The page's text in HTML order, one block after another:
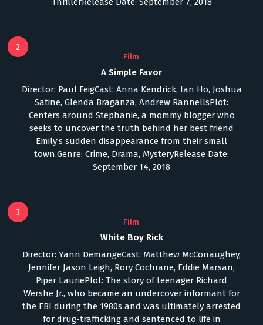
2
Film
A Simple Favor
Director: Paul FeigCast: Anna Kendrick, Ian Ho, Joshua
Satine, Glenda Braganza, Andrew RannellsPlot:
Centers around Stephanie, a mommy blogger who
seeks to uncover the truth behind her best friend
Emily’s sudden disappearance from their small
town.Genre: Crime, Drama, MysteryRelease Date:
September 14, 2018
3
Film
White Boy Rick
Director: Yann DemangeCast: Matthew McConaughey,
Jennifer Jason Leigh, Rory Cochrane, Eddie Marsan,
Piper LauriePlot: The story of teenager Richard
Wershe Jr., who became an undercover informant for
the FBI during the 1980s and was ultimately arrested
for drug-trafficking and sentenced to life in